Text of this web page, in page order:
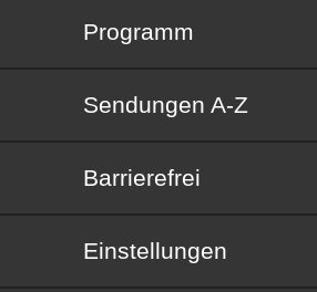
Programm
Sendungen von A bis Z
Sendungen A-Z
Barrierefrei
Barrierefrei
Einstellungen